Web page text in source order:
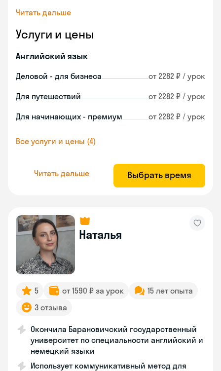
Читать дальше
Услуги и цены
Английский язык
Деловой - для бизнеса от 2282 ₽ / урок
Для путешествий от 2282 ₽ / урок
Для начинающих - премиум от 2282 ₽ / урок
Все услуги и цены (4)
Читать дальше Выбрать время
Наталья
5 от 1590 ₽ за урок
15 лет опыта
3 отзыва
Окончила Барановичский государственный
университет по специальности английский и
немецкий языки
Использует коммуникативный метод для